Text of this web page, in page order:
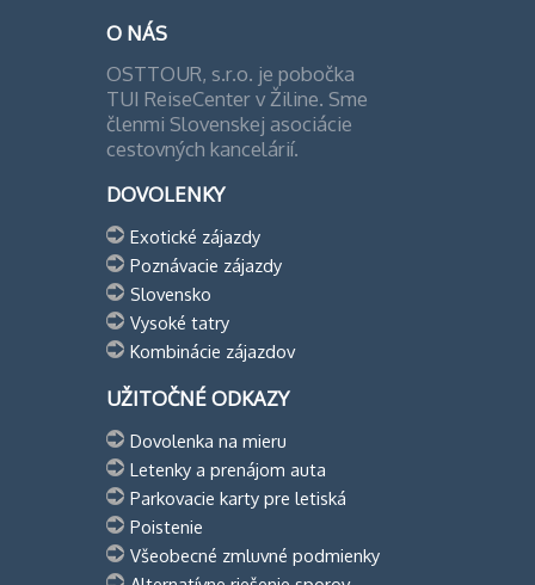
O NÁS
OSTTOUR, s.r.o. je pobočka
TUI ReiseCenter v Žiline. Sme
členmi Slovenskej asociácie
cestovných kancelárií.
DOVOLENKY
Exotické zájazdy
Poznávacie zájazdy
Slovensko
Vysoké tatry
Kombinácie zájazdov
UŽITOČNÉ ODKAZY
Dovolenka na mieru
Letenky a prenájom auta
Parkovacie karty pre letiská
Poistenie
Všeobecné zmluvné podmienky